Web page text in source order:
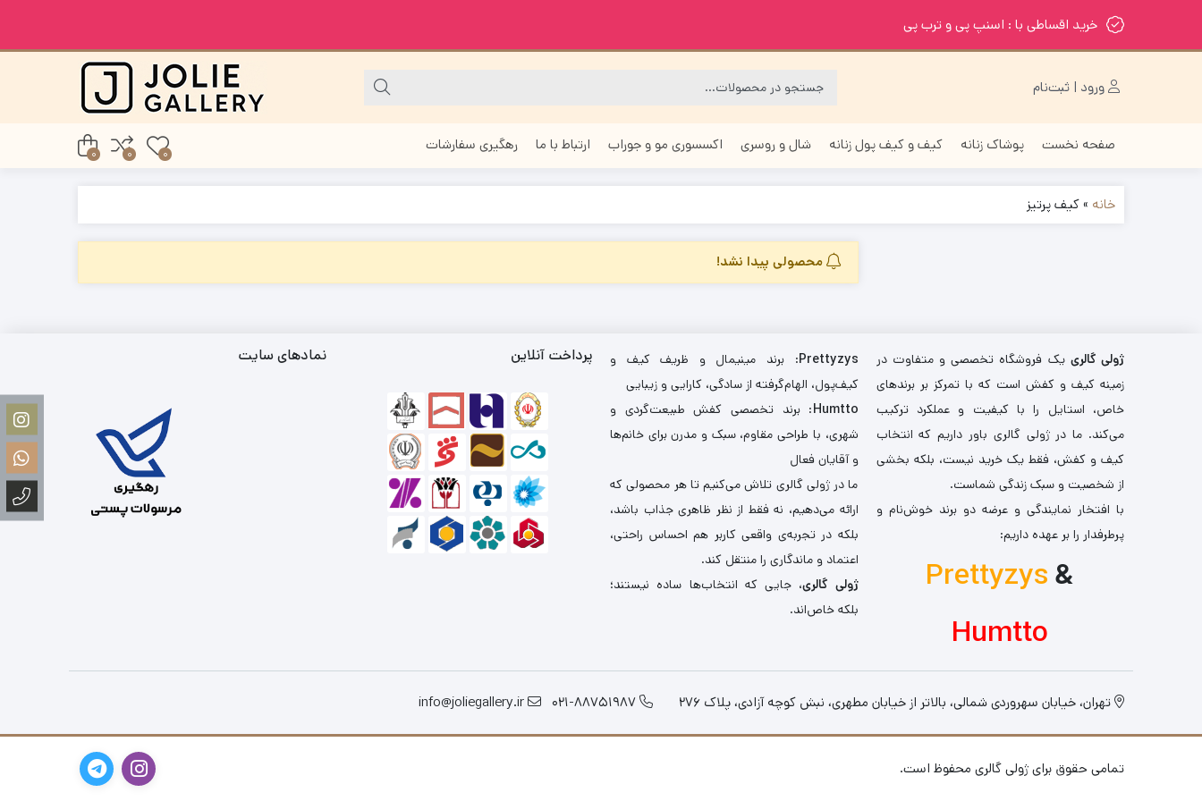
خرید اقساطی با : اسنپ پی و ترب پی
ورود | ثبت‌نام
صفحه نخست پوشاک زنانه کیف و کیف پول زنانه شال و روسری اکسسوری مو و جوراب ارتباط با ما رهگیری سفارشات
0
0
0
خانه »کیف پرتیز
محصولی پیدا نشد!
ژولی گالری یک فروشگاه تخصصی و متفاوت در
زمینه کیف و کفش است که با تمرکز بر برندهای
خاص، استایل را با کیفیت و عملکرد ترکیب
می‌کند. ما در ژولی گالری باور داریم که انتخاب
کیف و کفش، فقط یک خرید نیست، بلکه بخشی
از شخصیت و سبک زندگی شماست.
با افتخار نمایندگی و عرضه دو برند خوش‌نام و
پرطرفدار را بر عهده داریم:
Prettyzys&
Humtto
Prettyzys: برند مینیمال و ظریف کیف و
کیف‌پول، الهام‌گرفته از سادگی، کارایی و زیبایی
Humtto: برند تخصصی کفش طبیعت‌گردی و
شهری، با طراحی مقاوم، سبک و مدرن برای خانم‌ها
و آقایان فعال
ما در ژولی گالری تلاش می‌کنیم تا هر محصولی که
ارائه می‌دهیم، نه فقط از نظر ظاهری جذاب باشد،
بلکه در تجربه‌ی واقعی کاربر هم احساس راحتی،
اعتماد و ماندگاری را منتقل کند.
ژولی گالری، جایی که انتخاب‌ها ساده نیستند؛
بلکه خاص‌اند.
پرداخت آنلاین نمادهای سایت
تهران، خیابان سهروردی شمالی، بالاتر از خیابان مطهری، نبش کوچه آزادی، پلاک 276 021-88751987
info@joliegallery.ir
تمامی حقوق برای ژولی گالری محفوظ است.